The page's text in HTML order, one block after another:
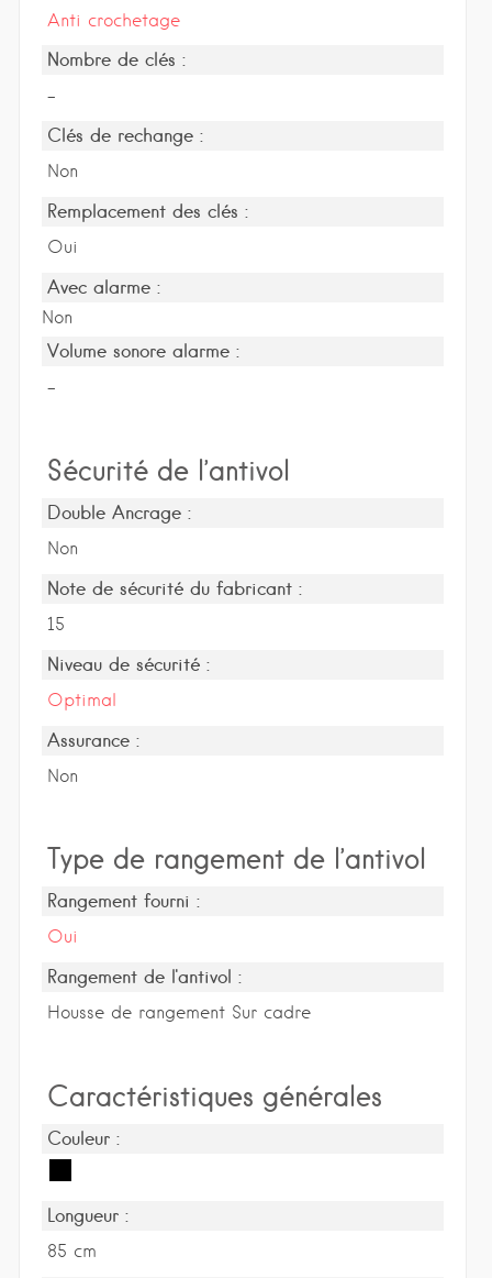
Anti crochetage
Nombre de clés :
-
Clés de rechange :
Non
Remplacement des clés :
Oui
Avec alarme :
Non
Volume sonore alarme :
-
Sécurité de l’antivol
Double Ancrage :
Non
Note de sécurité du fabricant :
15
Niveau de sécurité :
Optimal
Assurance :
Non
Type de rangement de l’antivol
Rangement fourni :
Oui
Rangement de l'antivol :
Housse de rangement Sur cadre
Caractéristiques générales
Couleur :
Longueur :
85 cm